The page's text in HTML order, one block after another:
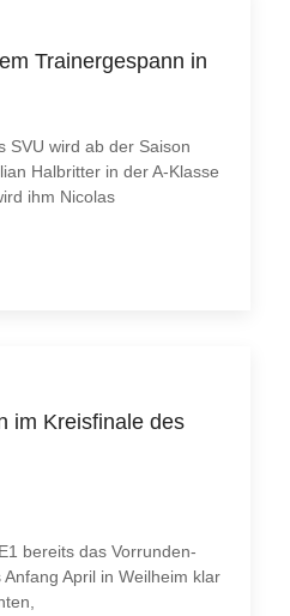
Trainergespann in
SVU wird ab der Saison
Halbritter in der A-Klasse
ihm Nicolas
im Kreisfinale des
bereits das Vorrunden-
April in Weilheim klar